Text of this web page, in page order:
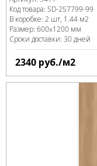
Код товара: SD-257799-99
В коробке: 2 шт, 1.44 м2
Размер: 600x1200 мм
Сроки доставки: 30 дней
2340 руб./м2